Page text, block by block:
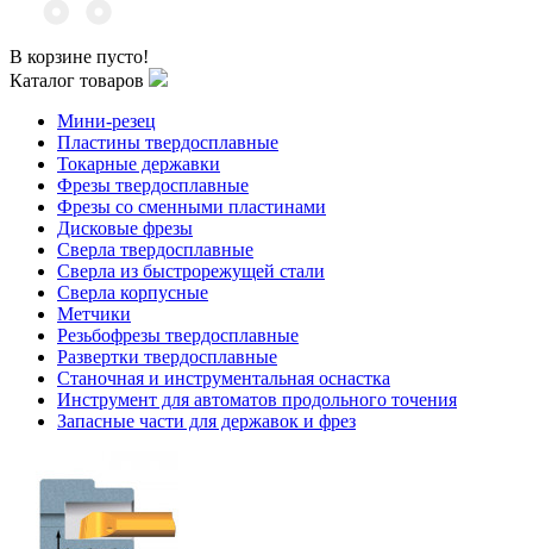
В корзине пусто!
Каталог товаров
Мини-резец
Пластины твердосплавные
Токарные державки
Фрезы твердосплавные
Фрезы со сменными пластинами
Дисковые фрезы
Сверла твердосплавные
Сверла из быстрорежущей стали
Сверла корпусные
Метчики
Резьбофрезы твердосплавные
Развертки твердосплавные
Станочная и инструментальная оснастка
Инструмент для автоматов продольного точения
Запасные части для державок и фрез